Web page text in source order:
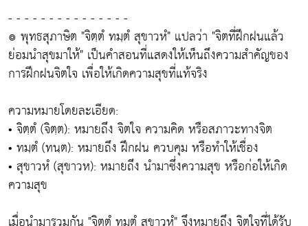
- - - - - - - - - - - - - - -
๏ พุทธสุภาษิต "จิตฺตํ ทมฺตํ สุขาวหํ" แปลว่า "จิตที่ฝึกฝนแล้ว
ย่อมนำสุขมาให้" เป็นคำสอนที่แสดงให้เห็นถึงความสำคัญของ
การฝึกฝนจิตใจ เพื่อให้เกิดความสุขที่แท้จริง
ความหมายโดยละเอียด:
• จิตฺตํ (จิตฺต): หมายถึง จิตใจ ความคิด หรือสภาวะทางจิต
• ทมฺตํ (ทนฺต): หมายถึง ฝึกฝน ควบคุม หรือทำให้เชื่อง
• สุขาวหํ (สุขาวห): หมายถึง นำมาซึ่งความสุข หรือก่อให้เกิด
ความสุข